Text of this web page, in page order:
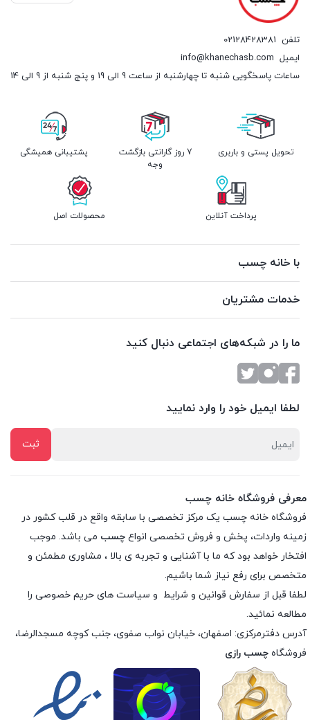
تلفن 02128428381
ایمیل info@khanechasb.com
ساعات پاسخگویی شنبه تا چهارشنبه از ساعت 9 الی 19 و پنج شنبه از 9 الی 14
تحویل پستی و باربری
7 روز گارانتی بازگشت
وجه
پشتیبانی همیشگی
پرداخت آنلاین محصولات اصل
با خانه چسب
خدمات مشتریان
ما را در شبکه‌های اجتماعی دنبال کنید
لطفا ایمیل خود را وارد نمایید
معرفی فروشگاه خانه چسب
فروشگاه خانه چسب یک مرکز تخصصی با سابقه واقع در قلب کشور در
زمینه واردات، پخش و فروش تخصصی انواع چسب می باشد. موجب
افتخار خواهد بود که ما با آشنایی و تجربه ی بالا ، مشاوری مطمئن و
متخصص برای رفع نیاز شما باشیم.
لطفا قبل از سفارش قوانین و شرایط و سیاست های حریم خصوصی را
مطالعه نمائید.
آدرس دفترمرکزی: اصفهان، خیابان نواب صفوی، جنب کوچه مسجدالرضا،
فروشگاه چسب رازی